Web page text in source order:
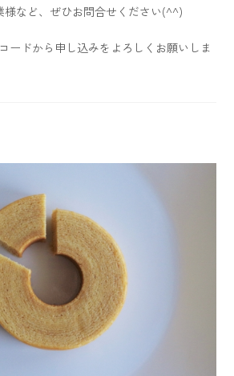
様など、ぜひお問合せください(^^)
ードから申し込みをよろしくお願いしま